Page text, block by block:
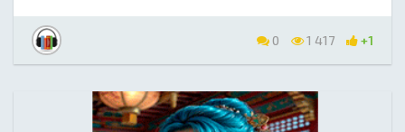
0 1 417 +1